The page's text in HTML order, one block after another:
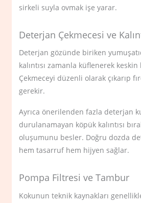
sirkeli suyla ovmak işe yarar.
Deterjan Çekmecesi ve
Deterjan gözünde biriken
kalıntısı zamanla küflenerek
Çekmeceyi düzenli olarak çıkarıp
gerekir.
Ayrıca önerilenden fazla deterjan
durulanamayan köpük kalıntısı
oluşumunu besler. Doğru dozda
hem tasarruf hem hijyen sağlar.
Pompa Filtresi ve Tambur
Kokunun teknik kaynakları